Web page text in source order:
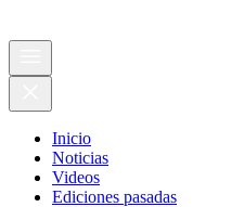
Inicio
Noticias
Videos
Ediciones pasadas